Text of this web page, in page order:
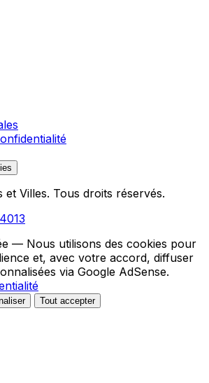
Villes. Tous droits réservés.
— Nous utilisons des cookies pour
et, avec votre accord, diffuser
via Google AdSense.
Tout accepter